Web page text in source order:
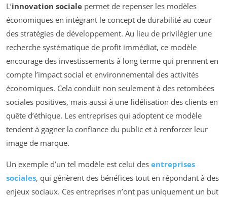
L’innovation sociale permet de repenser les modèles
économiques en intégrant le concept de durabilité au cœur
des stratégies de développement. Au lieu de privilégier une
recherche systématique de profit immédiat, ce modèle
encourage des investissements à long terme qui prennent en
compte l’impact social et environnemental des activités
économiques. Cela conduit non seulement à des retombées
sociales positives, mais aussi à une fidélisation des clients en
quête d’éthique. Les entreprises qui adoptent ce modèle
tendent à gagner la confiance du public et à renforcer leur
image de marque.
Un exemple d’un tel modèle est celui des entreprises
sociales, qui génèrent des bénéfices tout en répondant à des
enjeux sociaux. Ces entreprises n’ont pas uniquement un but